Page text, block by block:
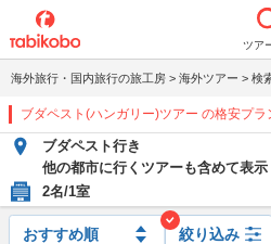
ツア
海外旅行・国内旅行の旅工房 > 海外ツアー > 検
ブダペスト(ハンガリー)ツアー の格安プラ
ブダペスト行き
他の都市に行くツアーも含めて表示
2名/1室
絞り込み